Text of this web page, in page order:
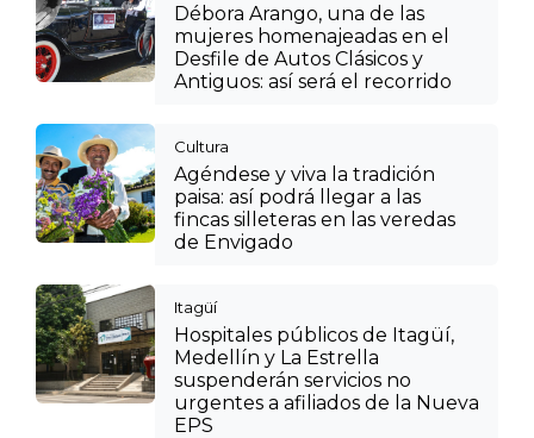
Débora Arango, una de las
mujeres homenajeadas en el
Desfile de Autos Clásicos y
Antiguos: así será el recorrido
Cultura
Agéndese y viva la tradición
paisa: así podrá llegar a las
fincas silleteras en las veredas
de Envigado
Itagüí
Hospitales públicos de Itagüí,
Medellín y La Estrella
suspenderán servicios no
urgentes a afiliados de la Nueva
EPS